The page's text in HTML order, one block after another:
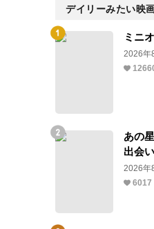
デイリーみたい映
ミニ
2026年
あの
出会
2026年
6017